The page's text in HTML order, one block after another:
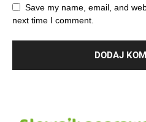
Save my name, email, and
next time I comment.